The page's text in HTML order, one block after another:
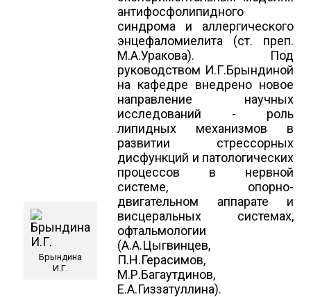
Брындина
И.Г.
антифосфолипидного
синдрома и аллергического
энцефаломиелита (ст. преп.
М.А.Уракова). Под
руководством И.Г.Брындиной
на кафедре внедрено новое
направление научных
исследований - роль
липидных механизмов в
развитии стрессорных
дисфункций и патологических
процессов в нервной
системе, опорно-
двигательном аппарате и
висцеральных системах,
офтальмологии
(А.А.Цыгвинцев,
П.Н.Герасимов,
М.Р.Багаутдинов,
Е.А.Гиззатуллина).